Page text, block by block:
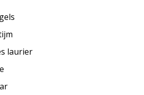
laurier